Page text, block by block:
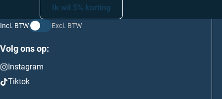
Ik wil 5% korting
Incl. BTW Excl. BTW
Volg ons op:
Instagram
Tiktok